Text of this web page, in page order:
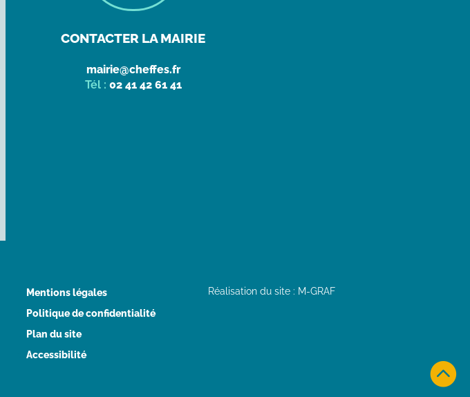
CONTACTER LA MAIRIE
mairie@cheffes.fr
Tél : 02 41 42 61 41

Mentions légales
Politique de confidentialité
Plan du site
Accessibilité
Réalisation du site : M-GRAF